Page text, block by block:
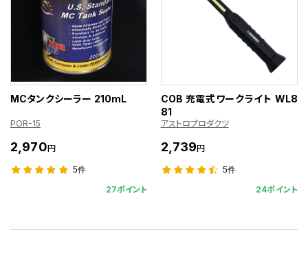
MCタンクシーラー 210mL
POR-15
2,970円
5件
27ポイント
COB 充電式ワークライト WL8
81
アストロプロダクツ
2,739円
5件
24ポイント